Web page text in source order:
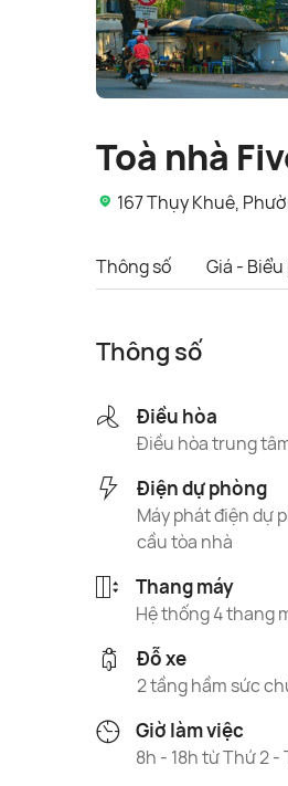
Toà nhà
167 Thụy Khuê,
Thông số Giá -
Thông số
Điều hòa
Điều hòa trung
Điện dự phòng
Máy phát điện dự
cầu tòa nhà
Thang máy
Hệ thống 4 thang
Đỗ xe
2 tầng hầm sức
Giờ làm việc
8h - 18h từ Thứ 2 -